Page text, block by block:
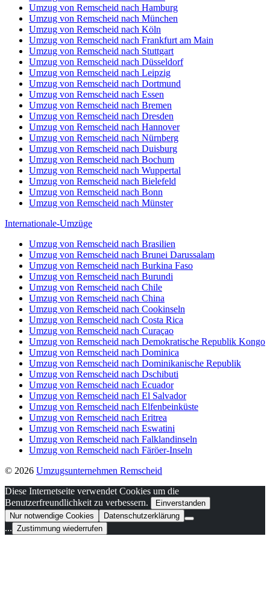
Umzug von Remscheid nach Hamburg
Umzug von Remscheid nach München
Umzug von Remscheid nach Köln
Umzug von Remscheid nach Frankfurt am Main
Umzug von Remscheid nach Stuttgart
Umzug von Remscheid nach Düsseldorf
Umzug von Remscheid nach Leipzig
Umzug von Remscheid nach Dortmund
Umzug von Remscheid nach Essen
Umzug von Remscheid nach Bremen
Umzug von Remscheid nach Dresden
Umzug von Remscheid nach Hannover
Umzug von Remscheid nach Nürnberg
Umzug von Remscheid nach Duisburg
Umzug von Remscheid nach Bochum
Umzug von Remscheid nach Wuppertal
Umzug von Remscheid nach Bielefeld
Umzug von Remscheid nach Bonn
Umzug von Remscheid nach Münster
Internationale-Umzüge
Umzug von Remscheid nach Brasilien
Umzug von Remscheid nach Brunei Darussalam
Umzug von Remscheid nach Burkina Faso
Umzug von Remscheid nach Burundi
Umzug von Remscheid nach Chile
Umzug von Remscheid nach China
Umzug von Remscheid nach Cookinseln
Umzug von Remscheid nach Costa Rica
Umzug von Remscheid nach Curaçao
Umzug von Remscheid nach Demokratische Republik Kongo
Umzug von Remscheid nach Dominica
Umzug von Remscheid nach Dominikanische Republik
Umzug von Remscheid nach Dschibuti
Umzug von Remscheid nach Ecuador
Umzug von Remscheid nach El Salvador
Umzug von Remscheid nach Elfenbeinküste
Umzug von Remscheid nach Eritrea
Umzug von Remscheid nach Eswatini
Umzug von Remscheid nach Falklandinseln
Umzug von Remscheid nach Färöer-Inseln
© 2026 Umzugsunternehmen Remscheid
Diese Internetseite verwendet Cookies um die
Benutzerfreundlichkeit zu verbessern.
Einverstanden
Nur notwendige Cookies
Datenschutzerklärung
... Zustimmung wiederrufen